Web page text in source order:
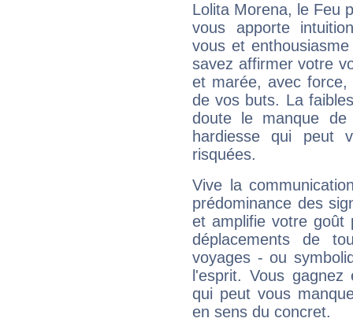
Lolita Morena, le Feu
vous apporte
vous et
savez affirmer votre
et marée, avec
de vos buts. La
doute le manque
hardiesse qui peut
risquées.
Vive la
prédominance des
et amplifie votre goût
déplacements de
voyages - ou
l'esprit. Vous
qui peut vous
en sens du concret.